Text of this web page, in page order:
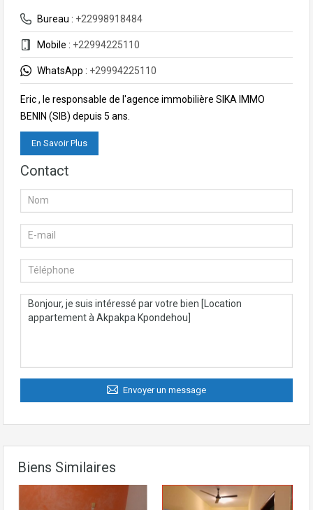
Bureau : +22998918484
Mobile : +22994225110
WhatsApp : +29994225110
Eric , le responsable de l'agence immobilière SIKA IMMO
BENIN (SIB) depuis 5 ans.
En Savoir Plus
Contact
Envoyer un message
Biens Similaires